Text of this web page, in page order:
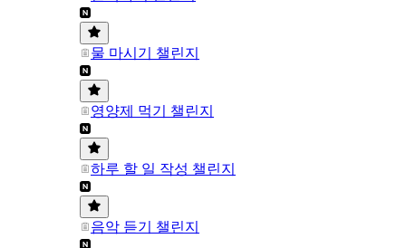
물 마시기 챌린지
영양제 먹기 챌린지
하루 할 일 작성 챌린지
음악 듣기 챌린지